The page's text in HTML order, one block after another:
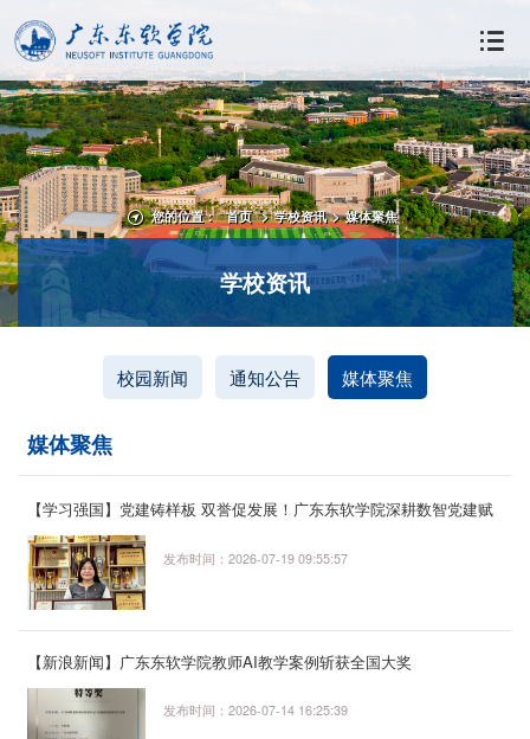
您的位置： 首页 > 学校资讯 > 媒体聚焦
学校资讯
校园新闻 通知公告 媒体聚焦
媒体聚焦
【学习强国】党建铸样板 双誉促发展！广东东软学院深耕数智党建赋
发布时间：2026-07-19 09:55:57
【新浪新闻】广东东软学院教师AI教学案例斩获全国大奖
发布时间：2026-07-14 16:25:39